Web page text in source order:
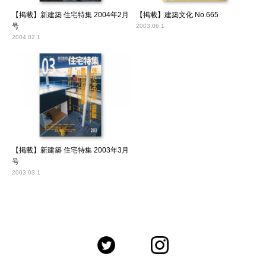
【掲載】新建築 住宅特集 2004年2月
号
2004.02.1
【掲載】建築文化 No.665
2003.06.1
【掲載】新建築 住宅特集 2003年3月
号
2003.03.1